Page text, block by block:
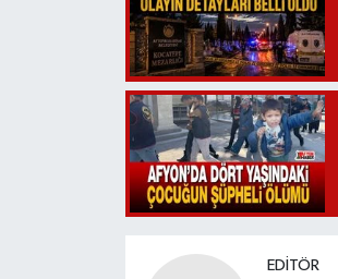
EDITÖR